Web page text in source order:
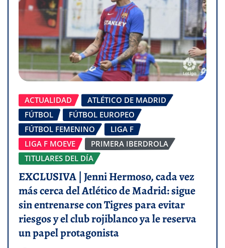
ACTUALIDAD
ATLÉTICO DE MADRID
FÚTBOL
FÚTBOL EUROPEO
FÚTBOL FEMENINO
LIGA F
LIGA F MOEVE
PRIMERA IBERDROLA
TITULARES DEL DÍA
EXCLUSIVA | Jenni Hermoso, cada vez
más cerca del Atlético de Madrid: sigue
sin entrenarse con Tigres para evitar
riesgos y el club rojiblanco ya le reserva
un papel protagonista